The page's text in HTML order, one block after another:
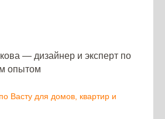
— дизайнер и эксперт по
опытом
Васту для домов, квартир и